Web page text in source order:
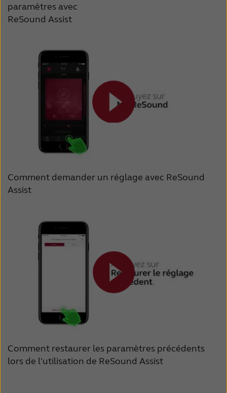
paramètres avec
ReSound Assist
Comment demander un réglage avec ReSound
Assist
Comment restaurer les paramètres précédents
lors de l'utilisation de ReSound Assist